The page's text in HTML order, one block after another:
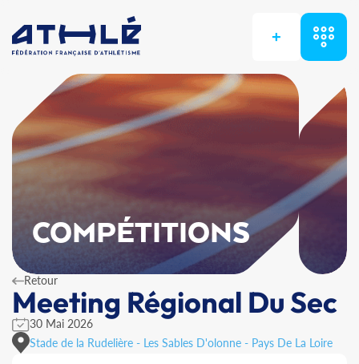
+
COMPÉTITIONS
Retour
Meeting Régional Du Sec
30 Mai 2026
Stade de la Rudelière - Les Sables D'olonne - Pays De La Loire